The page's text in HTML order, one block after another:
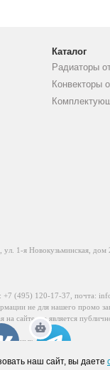
Каталог
Радиаторы
Конвекторы
ул. 1-я Новокузьминская,
+7 (495) 120-17-37 , почта:
не для нашего промо
сайте, не является
данных
Telegram
наш сайт, вы даете